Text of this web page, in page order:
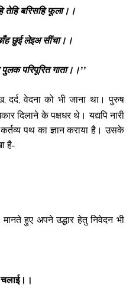
तेहि बरिसहि फूला।।
छुई लेइअ सींचा।।
परिपूरित गाता।।’’
, दर्द, वेदना को भी जाना था। पुरुष
दिलाने के पक्षधर थे। यद्यपि नारी
कर्तव्य पथ का ज्ञान कराया है। उसके
है-
हुए अपने उद्धार हेतु निवेदन भी